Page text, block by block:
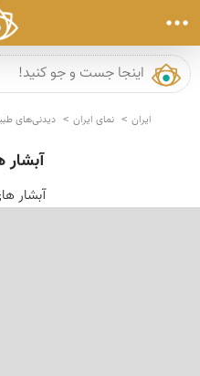
ایران نمای ایران دیدنی‌های
آبشار
آبشار